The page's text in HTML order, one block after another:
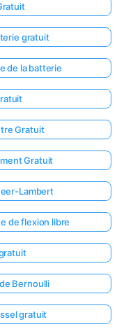
gratuit
de la batterie
Gratuit
Gratuit
Lambert
de flexion libre
Bernoulli
gratuit